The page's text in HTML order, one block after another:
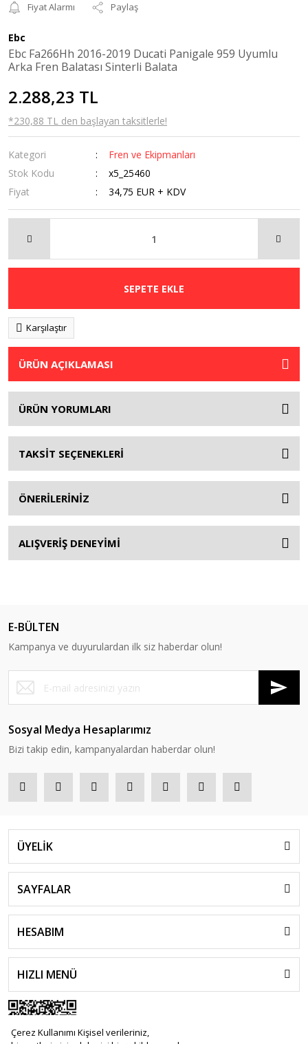
Çerez Kullanımı Kişisel verileriniz,
Fiyat Alarmı
Paylaş
Ebc
Ebc Fa266Hh 2016-2019 Ducati Panigale 959 Uyumlu
Arka Fren Balatası Sinterli Balata
2.288,23 TL
*230,88 TL den başlayan taksitlerle!
Kategori
Fren ve Ekipmanları
Stok Kodu
x5_25460
Fiyat
34,75 EUR + KDV
SEPETE EKLE
Karşılaştır
ÜRÜN AÇIKLAMASI
ÜRÜN YORUMLARI
TAKSİT SEÇENEKLERİ
ÖNERİLERİNİZ
ALIŞVERİŞ DENEYİMİ
E-BÜLTEN
Kampanya ve duyurulardan ilk siz haberdar olun!
Sosyal Medya Hesaplarımız
Bizi takip edin, kampanyalardan haberdar olun!
ÜYELİK
SAYFALAR
HESABIM
HIZLI MENÜ